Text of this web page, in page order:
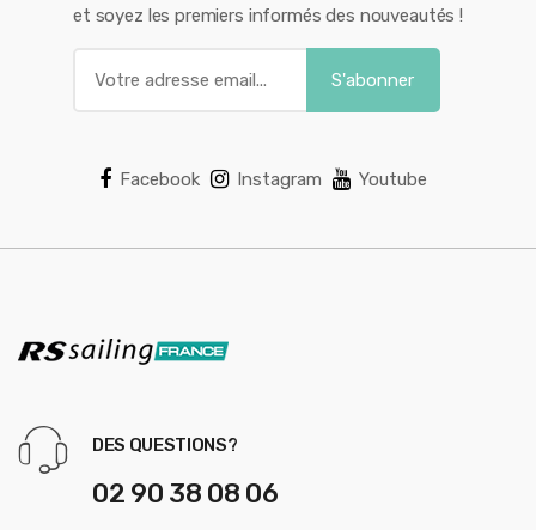
et soyez les premiers informés des nouveautés !
Facebook Instagram Youtube
DES QUESTIONS?
02 90 38 08 06